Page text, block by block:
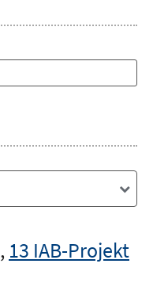
, 13 IAB-Projekt